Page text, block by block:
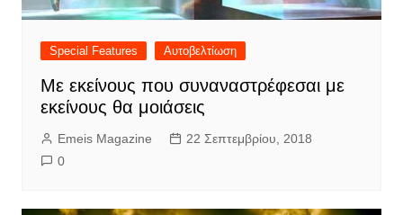
Special Features Αυτοβελτίωση
Με εκείνους που συναναστρέφεσαι με
εκείνους θα μοιάσεις
Emeis Magazine
22 Σεπτεμβρίου, 2018
0